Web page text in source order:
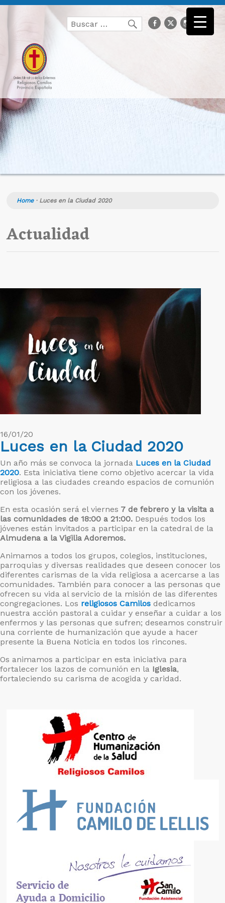
Buscar
por:
Buscarfacebook
Twitter
Home· Luces en la Ciudad 2020
Actualidad
16/01/20
Luces en la Ciudad 2020
Un año más se convoca la jornada Luces en la Ciudad
2020. Esta iniciativa tiene como objetivo acercar la vida
religiosa a las ciudades creando espacios de comunión
con los jóvenes.
En esta ocasión será el viernes 7 de febrero y la visita a
las comunidades de 18:00 a 21:00. Después todos los
jóvenes están invitados a participar en la catedral de la
Almudena a la Vigilia Adoremos.
Animamos a todos los grupos, colegios, instituciones,
parroquias y diversas realidades que deseen conocer los
diferentes carismas de la vida religiosa a acercarse a las
comunidades. También para conocer a las personas que
ofrecen su vida al servicio de la misión de las diferentes
congregaciones. Los religiosos Camilos dedicamos
nuestra acción pastoral a cuidar y enseñar a cuidar a los
enfermos y las personas que sufren; deseamos construir
una corriente de humanización que ayude a hacer
presente la Buena Noticia en todos los rincones.
Os animamos a participar en esta iniciativa para
fortalecer los lazos de comunión en la Iglesia,
fortaleciendo su carisma de acogida y caridad.